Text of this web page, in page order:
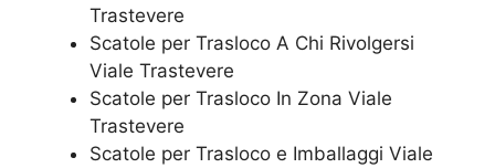
Trastevere
Scatole per Trasloco A Chi Rivolgersi
Viale Trastevere
Scatole per Trasloco In Zona Viale
Trastevere
Scatole per Trasloco e Imballaggi Viale